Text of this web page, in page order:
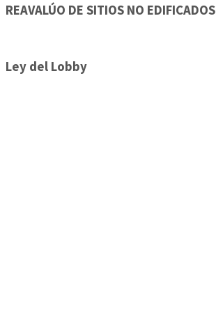
REAVALÚO DE SITIOS NO EDIFICADOS
Ley del Lobby